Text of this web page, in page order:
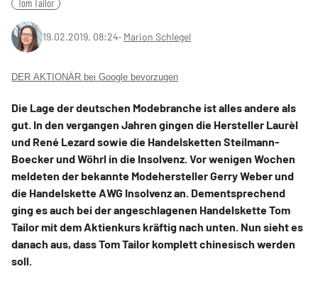
Tom Tailor
19.02.2019, 08:24‧ Marion Schlegel
DER AKTIONÄR bei Google bevorzugen
Die Lage der deutschen Modebranche ist alles andere als
gut. In den vergangen Jahren gingen die Hersteller Laurèl
und René Lezard sowie die Handelsketten Steilmann-
Boecker und Wöhrl in die Insolvenz. Vor wenigen Wochen
meldeten der bekannte Modehersteller Gerry Weber und
die Handelskette AWG Insolvenz an. Dementsprechend
ging es auch bei der angeschlagenen Handelskette Tom
Tailor mit dem Aktienkurs kräftig nach unten. Nun sieht es
danach aus, dass Tom Tailor komplett chinesisch werden
soll.